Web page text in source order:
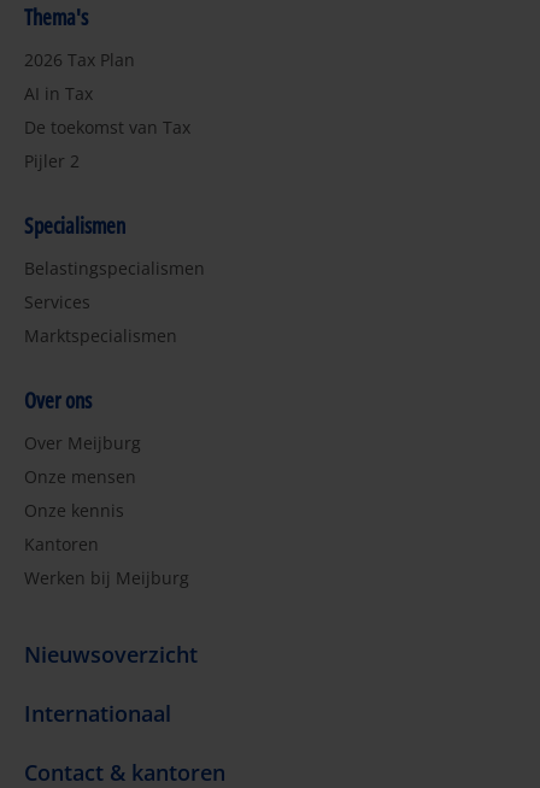
Thema's
2026 Tax Plan
AI in Tax
De toekomst van Tax
Pijler 2
Specialismen
Belastingspecialismen
Services
Marktspecialismen
Over ons
Over Meijburg
Onze mensen
Onze kennis
Kantoren
Werken bij Meijburg
Nieuwsoverzicht
Internationaal
Contact & kantoren